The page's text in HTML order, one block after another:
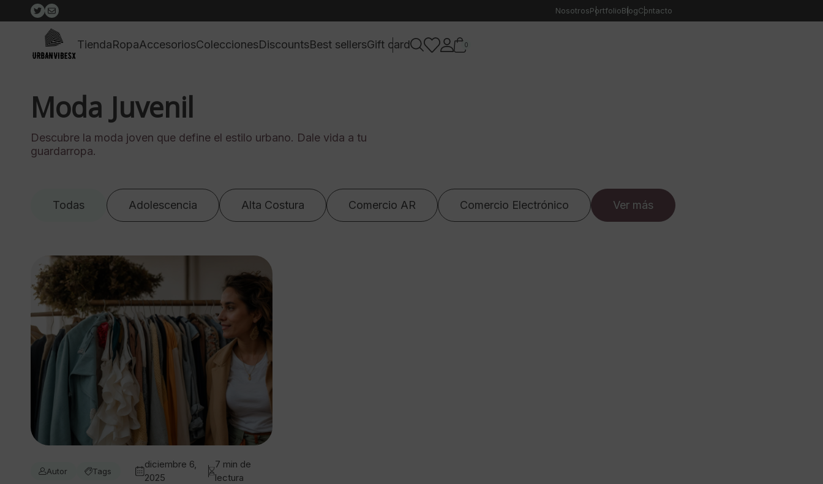
NosotrosPortfolioBlogContacto
TiendaRopaAccesoriosColeccionesDiscountsBest sellersGift card 0
Moda Juvenil
Descubre la moda joven que define el estilo urbano. Dale vida a tu
guardarropa.
Todas Adolescencia Alta Costura Comercio AR Comercio Electrónico Ver más
Autor Tags
diciembre 6,
2025
7 min de
lectura